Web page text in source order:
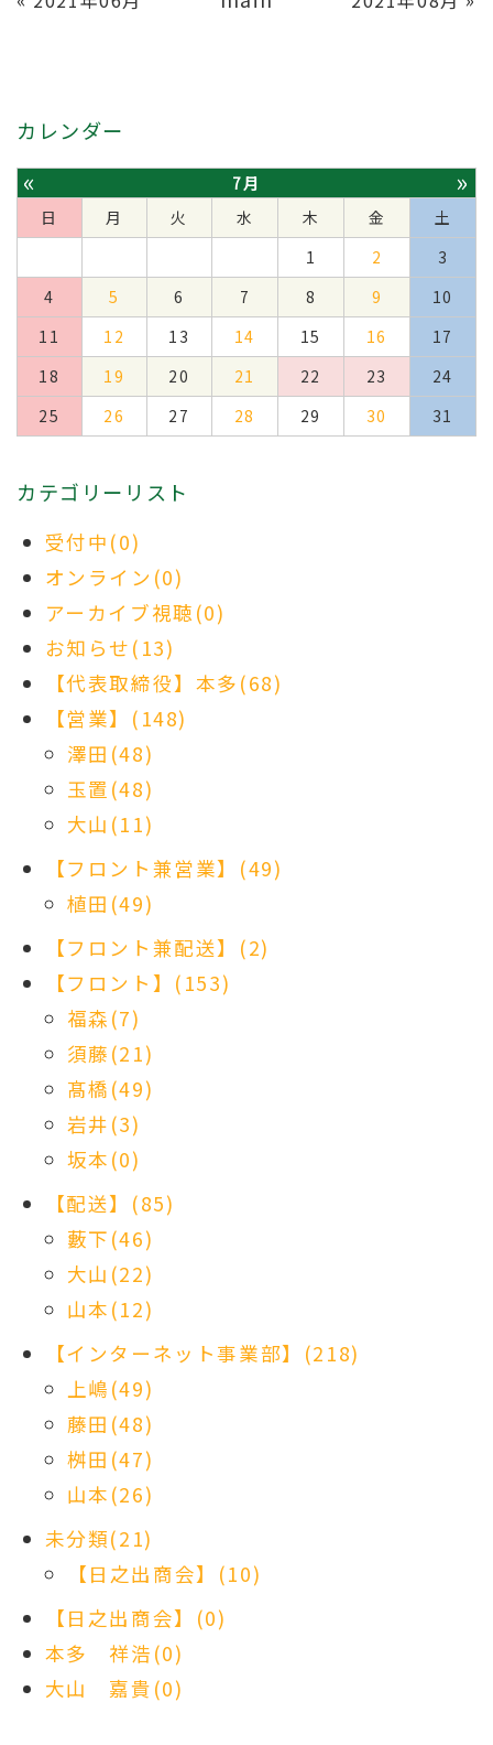
カレンダー
« 7月 »
日 月 火 水 木 金
土
1
2
3
4
5 6 7 8 9
10
11
12 13 14 15 16
17
18
19 20 21 22 23
24
25
26 27 28 29 30 31
カテゴリーリスト
受付中(0)
オンライン(0)
アーカイブ視聴(0)
お知らせ(13)
【代表取締役】本多(68)
【営業】(148)
澤田(48)
玉置(48)
大山(11)
【フロント兼営業】(49)
植田(49)
【フロント兼配送】(2)
【フロント】(153)
福森(7)
須藤(21)
髙橋(49)
岩井(3)
坂本(0)
【配送】(85)
藪下(46)
大山(22)
山本(12)
【インターネット事業部】(218)
上嶋(49)
藤田(48)
桝田(47)
山本(26)
未分類(21)
【日之出商会】(10)
【日之出商会】(0)
本多 祥浩(0)
大山 嘉貴(0)